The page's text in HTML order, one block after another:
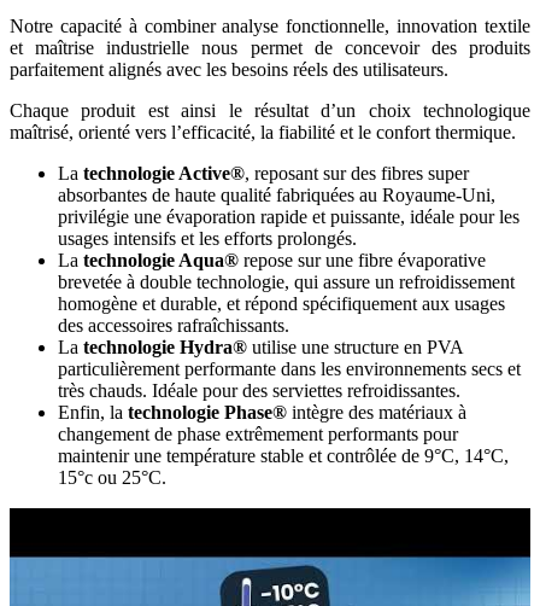
Notre capacité à combiner analyse fonctionnelle, innovation textile
et maîtrise industrielle nous permet de concevoir des produits
parfaitement alignés avec les besoins réels des utilisateurs.
Chaque produit est ainsi le résultat d’un choix technologique
maîtrisé, orienté vers l’efficacité, la fiabilité et le confort thermique.
La technologie Active®, reposant sur des fibres super
absorbantes de haute qualité fabriquées au Royaume-Uni,
privilégie une évaporation rapide et puissante, idéale pour les
usages intensifs et les efforts prolongés.
La technologie Aqua® repose sur une fibre évaporative
brevetée à double technologie, qui assure un refroidissement
homogène et durable, et répond spécifiquement aux usages
des accessoires rafraîchissants.
La technologie Hydra® utilise une structure en PVA
particulièrement performante dans les environnements secs et
très chauds. Idéale pour des serviettes refroidissantes.
Enfin, la technologie Phase® intègre des matériaux à
changement de phase extrêmement performants pour
maintenir une température stable et contrôlée de 9°C, 14°C,
15°c ou 25°C.